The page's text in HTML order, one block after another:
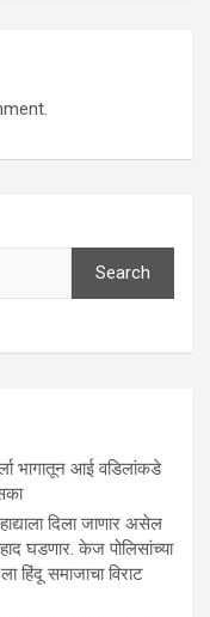
Search
भागातून आई वडिलांकडे
दिला जाणार असेल
घडणार. केज पोलिसांच्या
समाजाचा विराट